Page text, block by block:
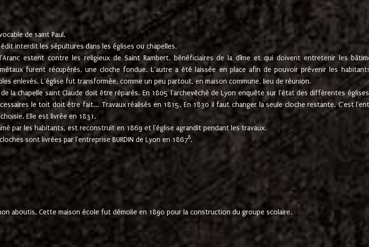
de saint Paul.
interdit les sépultures dans les églises ou chapelles.
estent contre les religieux de Saint Rambert, bénéficiaires de la dîme et qui doivent entretenir les
furent récupérés, une cloche fondue. L'autre a été laissée en place afin de pouvoir prévenir les
enlevés. L'église fut transformée, comme un peu partout, en maison commune, lieu de réunion.
la chapelle saint Claude doit être réparés. En 1805 l'archevêché de Lyon enquête sur l'état des différentes
le toit doit être fait... Travaux réalisés en 1815. En 1830 il faut changer la seule cloche restante. C'est
Elle est livrée en 1831.
par les habitants, est reconstruit en 1869 et l'église agrandit pendant les travaux.
sont livrées par l'entreprise BURDIN de Lyon en 18678.
aboutis. Cette maison école fut démolie en 1890 pour la construction du groupe scolaire.